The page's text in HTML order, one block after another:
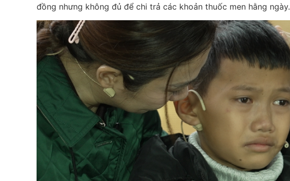
đồng nhưng không đủ để chi trả các khoản thuốc men hằng ngày.